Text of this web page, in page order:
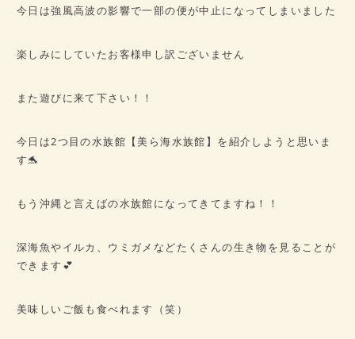
今日は強風高波の影響で一部の便が中止になってしまいました
楽しみにしていたお客様申し訳ございません
また遊びに来て下さい！！
今日は2つ目の水族館【美ら海水族館】を紹介しようと思いま
す🐬
もう沖縄と言えばの水族館になってきてますね！！
深海魚やイルカ、ウミガメなどたくさんの生き物を見ることが
できます💕
美味しいご飯も食べれます（笑）